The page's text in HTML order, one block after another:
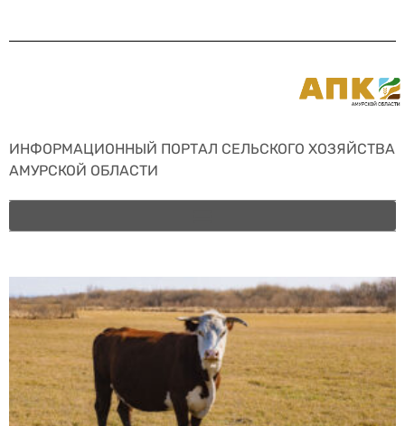
ИНФОРМАЦИОННЫЙ ПОРТАЛ СЕЛЬСКОГО ХОЗЯЙСТВА
АМУРСКОЙ ОБЛАСТИ